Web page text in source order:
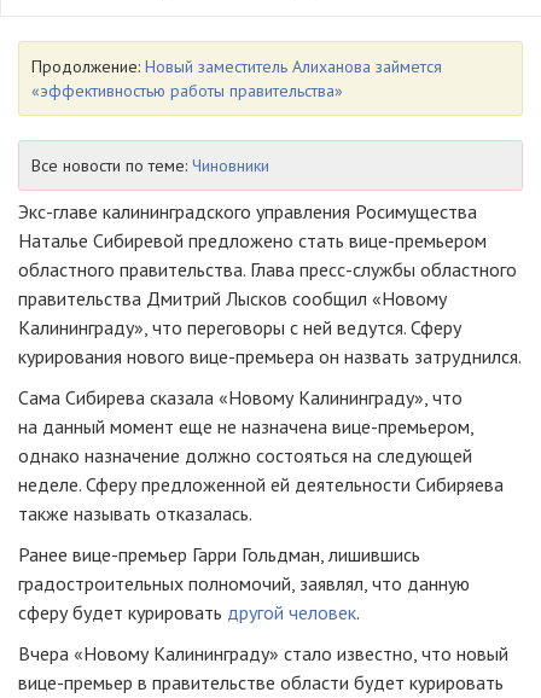
Продолжение: Новый заместитель Алиханова займется
«эффективностью работы правительства»
Все новости по теме: Чиновники
Экс-главе калининградского управления Росимущества
Наталье Сибиревой предложено стать вице-премьером
областного правительства. Глава пресс-службы областного
правительства Дмитрий Лысков сообщил «Новому
Калининграду», что переговоры с ней ведутся. Сферу
курирования нового вице-премьера он назвать затруднился.
Сама Сибирева сказала «Новому Калининграду», что
на данный момент еще не назначена вице-премьером,
однако назначение должно состояться на следующей
неделе. Сферу предложенной ей деятельности Сибиряева
также называть отказалась.
Ранее вице-премьер Гарри Гольдман, лишившись
градостроительных полномочий, заявлял, что данную
сферу будет курировать другой человек.
Вчера «Новому Калининграду» стало известно, что новый
вице-премьер в правительстве области будет курировать